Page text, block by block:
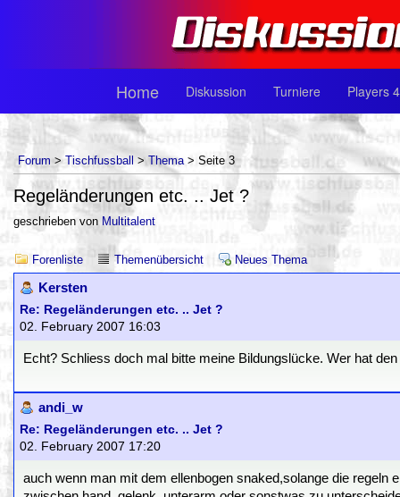
Home Diskussion Turniere Players
Forum > Tischfussball > Thema> Seite 3
Regeländerungen etc. .. Jet ?
geschrieben von Multitalent
Forenliste Themenübersicht Neues Thema
Kersten
Re: Regeländerungen etc. .. Jet ?
02. February 2007 16:03
Echt? Schliess doch mal bitte meine Bildungslücke. Wer hat
andi_w
Re: Regeländerungen etc. .. Jet ?
02. February 2007 17:20
auch wenn man mit dem ellenbogen snaked,solange die regeln